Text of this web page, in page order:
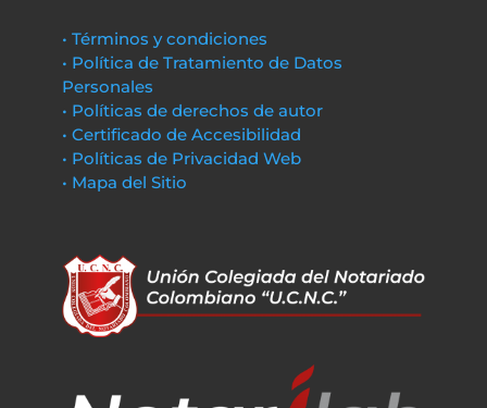
• Términos y condiciones
• Política de Tratamiento de Datos
Personales
• Políticas de derechos de autor
• Certificado de Accesibilidad
• Políticas de Privacidad Web
• Mapa del Sitio